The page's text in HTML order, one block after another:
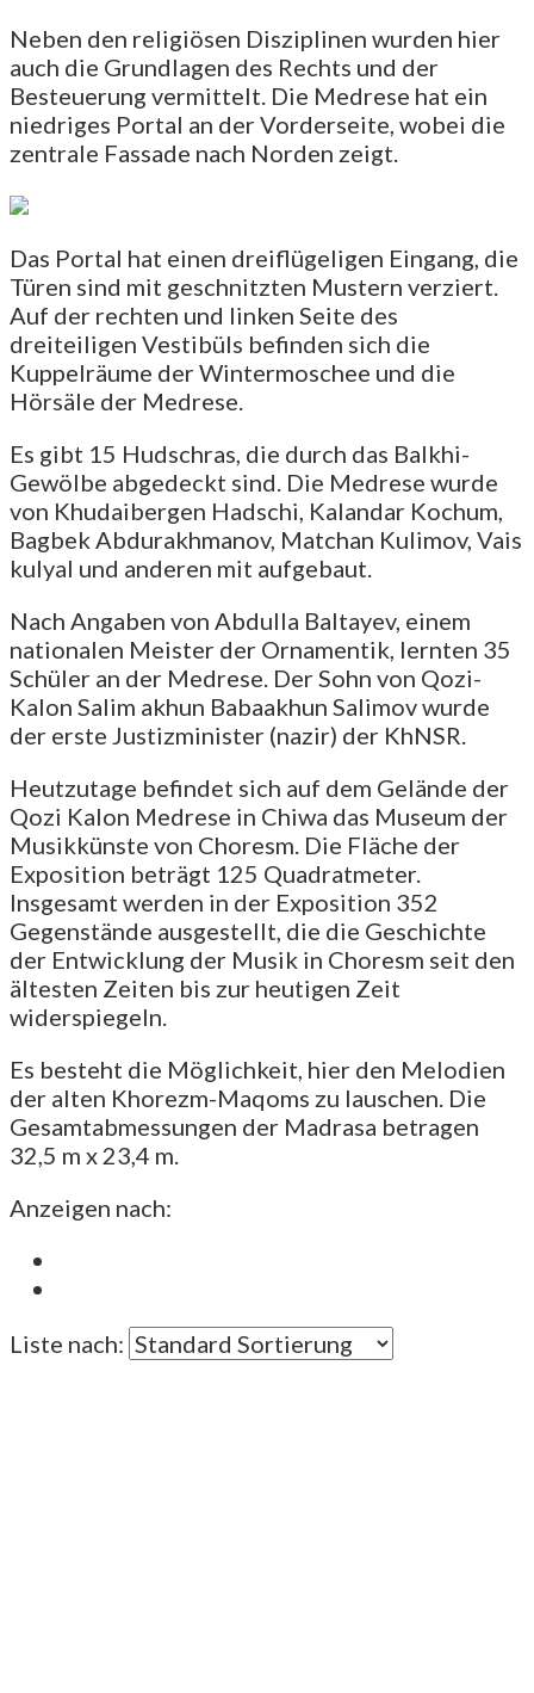
Neben den religiösen Disziplinen wurden hier
auch die Grundlagen des Rechts und der
Besteuerung vermittelt. Die Medrese hat ein
niedriges Portal an der Vorderseite, wobei die
zentrale Fassade nach Norden zeigt.
Das Portal hat einen dreiflügeligen Eingang, die
Türen sind mit geschnitzten Mustern verziert.
Auf der rechten und linken Seite des
dreiteiligen Vestibüls befinden sich die
Kuppelräume der Wintermoschee und die
Hörsäle der Medrese.
Es gibt 15 Hudschras, die durch das Balkhi-
Gewölbe abgedeckt sind. Die Medrese wurde
von Khudaibergen Hadschi, Kalandar Kochum,
Bagbek Abdurakhmanov, Matchan Kulimov, Vais
kulyal und anderen mit aufgebaut.
Nach Angaben von Abdulla Baltayev, einem
nationalen Meister der Ornamentik, lernten 35
Schüler an der Medrese. Der Sohn von Qozi-
Kalon Salim akhun Babaakhun Salimov wurde
der erste Justizminister (nazir) der KhNSR.
Heutzutage befindet sich auf dem Gelände der
Qozi Kalon Medrese in Chiwa das Museum der
Musikkünste von Choresm. Die Fläche der
Exposition beträgt 125 Quadratmeter.
Insgesamt werden in der Exposition 352
Gegenstände ausgestellt, die die Geschichte
der Entwicklung der Musik in Choresm seit den
ältesten Zeiten bis zur heutigen Zeit
widerspiegeln.
Es besteht die Möglichkeit, hier den Melodien
der alten Khorezm-Maqoms zu lauschen. Die
Gesamtabmessungen der Madrasa betragen
32,5 m x 23,4 m.
Anzeigen nach:
Liste nach: